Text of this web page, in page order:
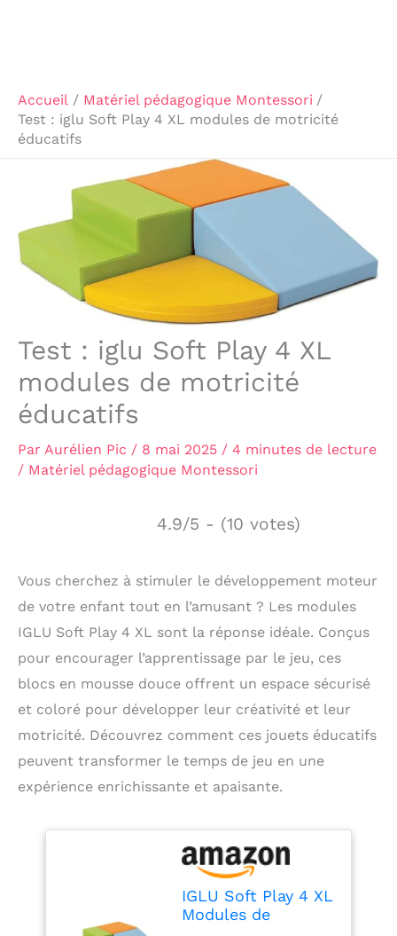
Accueil
Matériel pédagogique Montessori
Test : iglu Soft Play 4 XL modules de motricité
éducatifs
Test : iglu Soft Play 4 XL
modules de motricité
éducatifs
Par Aurélien Pic / 8 mai 2025 / 4 minutes de lecture
/ Matériel pédagogique Montessori
4.9/5 - (10 votes)
Vous cherchez à stimuler le développement moteur
de votre enfant tout en l’amusant ? Les modules
IGLU Soft Play 4 XL sont la réponse idéale. Conçus
pour encourager l’apprentissage par le jeu, ces
blocs en mousse douce offrent un espace sécurisé
et coloré pour développer leur créativité et leur
motricité. Découvrez comment ces jouets éducatifs
peuvent transformer le temps de jeu en une
expérience enrichissante et apaisante.
IGLU Soft Play 4 XL
Modules de